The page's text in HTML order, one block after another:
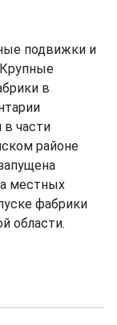
подвижки и
в
части
районе
местных
фабрики
области.